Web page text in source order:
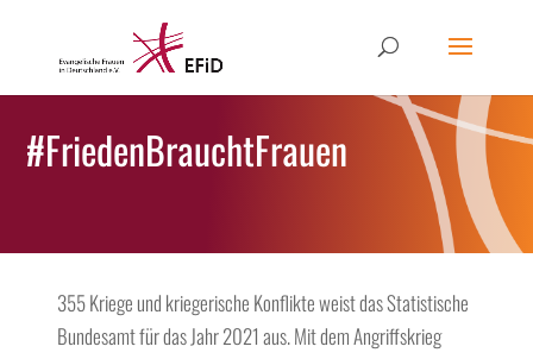
#FriedenBrauchtFrauen
355 Kriege und kriegerische Konflikte weist das Statistische
Bundesamt für das Jahr 2021 aus. Mit dem Angriffskrieg